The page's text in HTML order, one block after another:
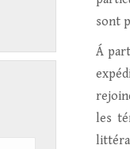
sont
Á
les